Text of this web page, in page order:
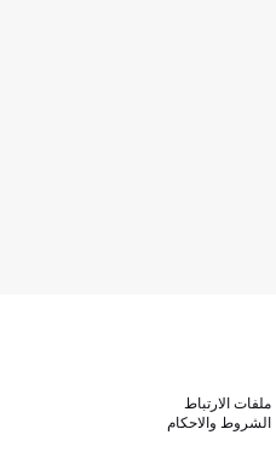
ملفات الارتباط
الشروط والاحكام